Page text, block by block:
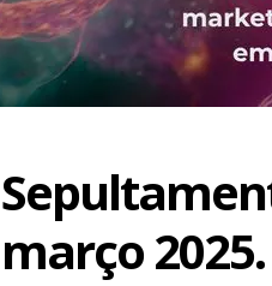
março 2025.